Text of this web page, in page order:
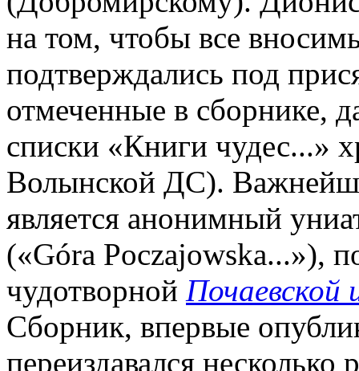
на том, чтобы все
подтверждались под
отмеченные в сборнике,
списки «Книги чудес...»
Волынской ДС).
является анонимный
(«Góra Poczajowska...»),
чудотворной
Сборник, впервые
переиздавался